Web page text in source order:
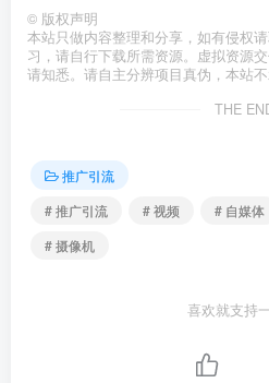
© 版权声明
本站只做内容整理和分享，如有侵权
习，请自行下载所需资源。虚拟资源
请知悉。请自主分辨项目真伪，本站
THE
推广引流
# 推广引流
# 视频 # 自媒体
# 摄像机
喜欢就支持